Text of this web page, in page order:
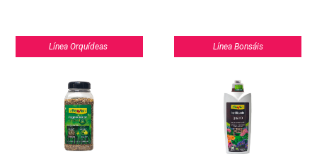
Línea Orquídeas Línea Bonsáis